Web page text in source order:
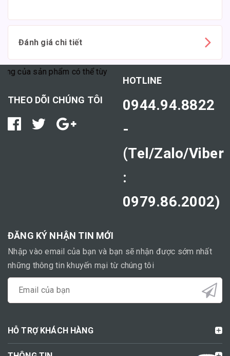
Đánh giá chi tiết
sản phẩm có thể tùy thuộc vào cơ địa mỗi người."
THEO DÕI CHÚNG TÔI
HOTLINE
0944.94.8822
-
(Tel/Zalo/Viber
:
0979.86.2002)
ĐĂNG KÝ NHẬN TIN MỚI
Nhập vào email của bạn và bạn sẽ nhận được sớm nhất
những thông tin khuyến mại từ chúng tôi
HỖ TRỢ KHÁCH HÀNG